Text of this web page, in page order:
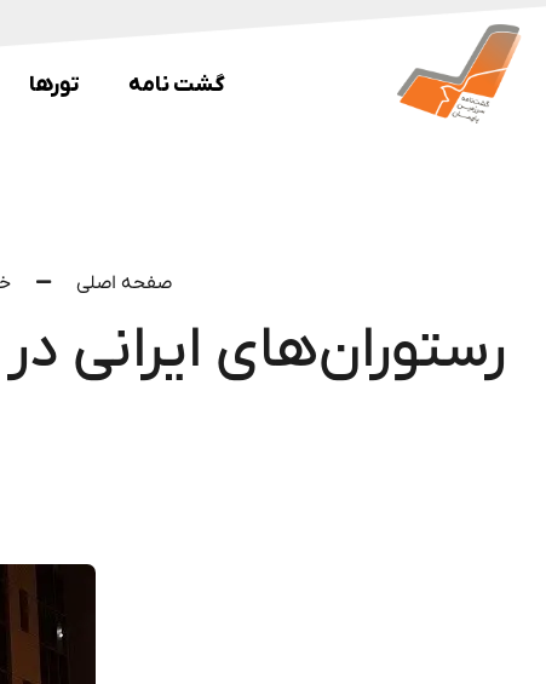
گشت نامه تورها
صفحه اصلی
رستوران‌های ایرانی